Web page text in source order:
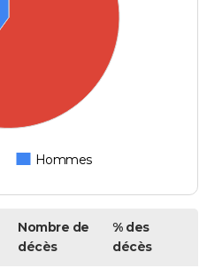
Hommes
Nombre de
décès
% des
décès